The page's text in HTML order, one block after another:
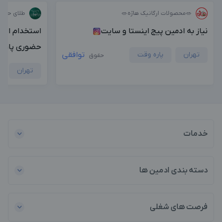
🥗محصولات ارگانیک هاژه🥗
نیاز به ادمین پیج اینستا و سایت
تهران پاره وقت حقوق توافقی
طلای
استخدام
حضوری
تهران
خدمات
دسته بندی ادمین ها
فرصت های شغلی